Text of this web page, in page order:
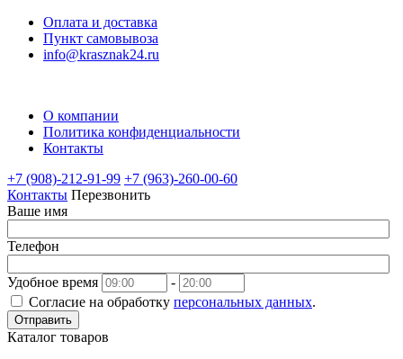
Оплата и доставка
Пункт самовывоза
info@krasznak24.ru
О компании
Политика конфиденциальности
Контакты
+7 (908)-212-91-99 +7 (963)-260-00-60
Контакты Перезвонить
Ваше имя
Телефон
Удобное время
-
Согласие на обработку персональных данных.
Отправить
Каталог товаров